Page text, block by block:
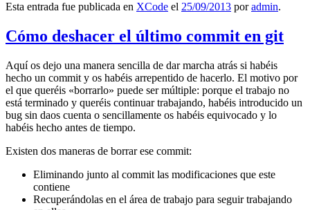
Esta entrada fue publicada en XCode el 25/09/2013 poradmin.
Cómo deshacer el último commit en git
Aquí os dejo una manera sencilla de dar marcha atrás si habéis
hecho un commit y os habéis arrepentido de hacerlo. El motivo por
el que queréis «borrarlo» puede ser múltiple: porque el trabajo no
está terminado y queréis continuar trabajando, habéis introducido un
bug sin daos cuenta o sencillamente os habéis equivocado y lo
habéis hecho antes de tiempo.
Existen dos maneras de borrar ese commit:
Eliminando junto al commit las modificaciones que este
contiene
Recuperándolas en el área de trabajo para seguir trabajando